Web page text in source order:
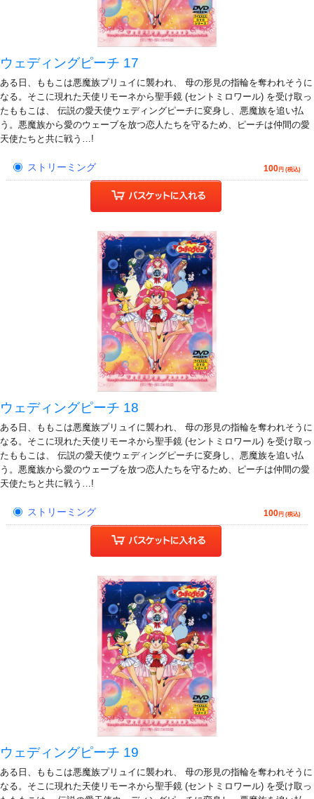
ウェディングピーチ 17
ある日、ももこは悪魔族プリュイに襲われ、 母の形見の指輪を奪われそうに
なる。そこに現れた天使リモーネから聖手鏡 (セントミロワール) を受け取っ
たももこは、 伝説の愛天使ウェディングピーチに変身し、悪魔族を追い払
う。悪魔族から愛のウェーブを放つ恋人たちを守るため、ピーチは仲間の愛
天使たちと共に戦う…!
ストリーミング 100円 (税込)
ウェディングピーチ 18
ある日、ももこは悪魔族プリュイに襲われ、 母の形見の指輪を奪われそうに
なる。そこに現れた天使リモーネから聖手鏡 (セントミロワール) を受け取っ
たももこは、 伝説の愛天使ウェディングピーチに変身し、悪魔族を追い払
う。悪魔族から愛のウェーブを放つ恋人たちを守るため、ピーチは仲間の愛
天使たちと共に戦う…!
ストリーミング 100円 (税込)
ウェディングピーチ 19
ある日、ももこは悪魔族プリュイに襲われ、 母の形見の指輪を奪われそうに
なる。そこに現れた天使リモーネから聖手鏡 (セントミロワール) を受け取っ